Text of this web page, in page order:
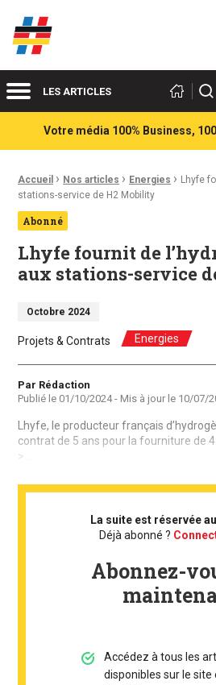
Acteurs du franco-allemand
MenuLES ARTICLES
Votre média 100% Business,
Fil d'Ariane :
Accueil › Nos articles › Energies › Lhyfe
stations-service de H2 Mobility
Abonné
Lhyfe fournit de
aux stations-service
Octobre 2024
Projets & Contrats Energies
Auteur
Par Rédaction
Publié le 01/10/2024- Mis à jour le 10/07/
Lhyfe, le producteur français
contrat de 5 ans pour la fourniture de 4
> ...
La suite est réservée
Déjà abonné ?
Abonnez-
Accédez à tous les
disponibles sur le site